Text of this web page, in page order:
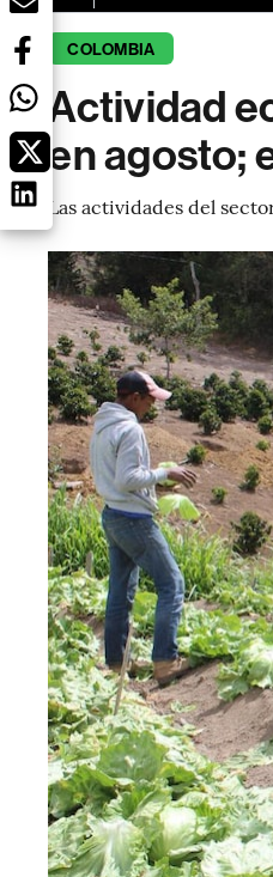
COLOMBIA
Actividad
en agosto;
Las actividades del